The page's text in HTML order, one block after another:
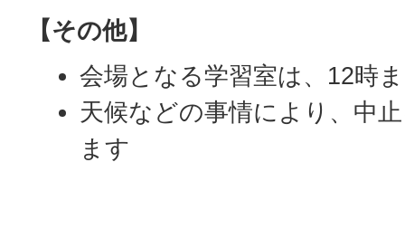
【その他】
会場となる学習室は、12時
天候などの事情により、中
ます